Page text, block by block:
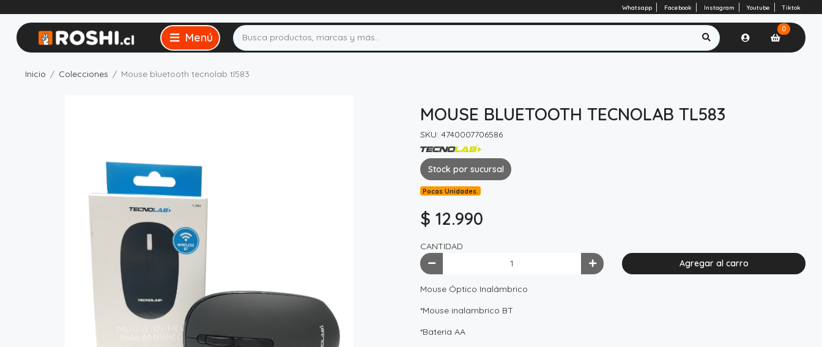
Whatsapp Facebook Instagram Youtube Tiktok
0
Inicio Colecciones Mouse bluetooth tecnolab tl583
MOUSE BLUETOOTH TECNOLAB TL583
SKU: 4740007706586
Stock por sucursal
Pocas Unidades.
$ 12.990
CANTIDAD
Agregar al carro
Mouse Óptico Inalámbrico
*Mouse inalambrico BT
*Bateria AA